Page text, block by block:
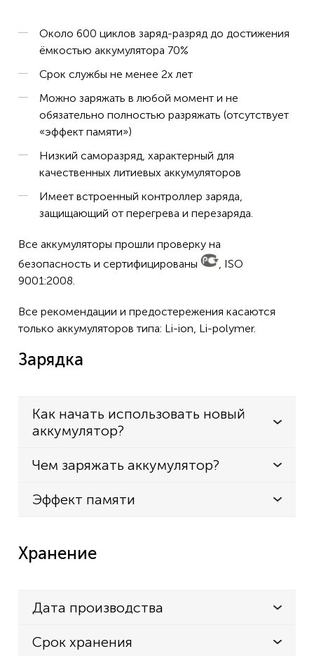
Около 600 циклов заряд-разряд до достижения
ёмкостью аккумулятора 70%
Срок службы не менее 2х лет
Можно заряжать в любой момент и не
обязательно полностью разряжать (отсутствует
«эффект памяти»)
Низкий саморазряд, характерный для
качественных литиевых аккумуляторов
Имеет встроенный контроллер заряда,
защищающий от перегрева и перезаряда.
Все аккумуляторы прошли проверку на
безопасность и сертифицированы
, ISO
9001:2008.
Все рекомендации и предостережения касаются
только аккумуляторов типа: Li-ion, Li-polymer.
Зарядка
Как начать использовать новый
аккумулятор?
Чем заряжать аккумулятор?
Эффект памяти
Хранение
Дата производства
Срок хранения